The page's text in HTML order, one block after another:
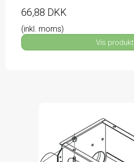
66,88 DKK
(inkl. moms)
Vis produkt